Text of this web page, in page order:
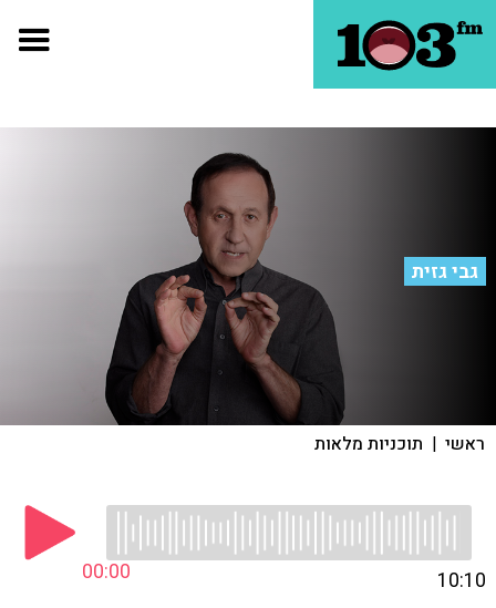
גבי גזית
ראשי | תוכניות מלאות
00:00 10:10